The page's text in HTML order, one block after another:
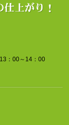
13：00～14：00